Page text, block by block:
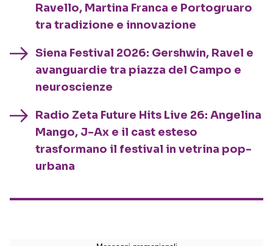
Ravello, Martina Franca e Portogruaro
tra tradizione e innovazione
Siena Festival 2026: Gershwin, Ravel e
avanguardie tra piazza del Campo e
neuroscienze
Radio Zeta Future Hits Live 26: Angelina
Mango, J-Ax e il cast esteso
trasformano il festival in vetrina pop-
urbana